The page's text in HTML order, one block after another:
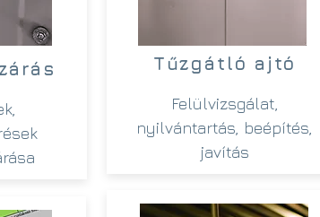
Tűzgátló ajtó
Felülvizsgálat,
nyilvántartás, beépítés,
javítás